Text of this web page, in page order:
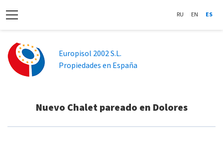
RU EN ES
Europisol 2002 S.L.
Propiedades en España
Nuevo Chalet pareado en Dolores